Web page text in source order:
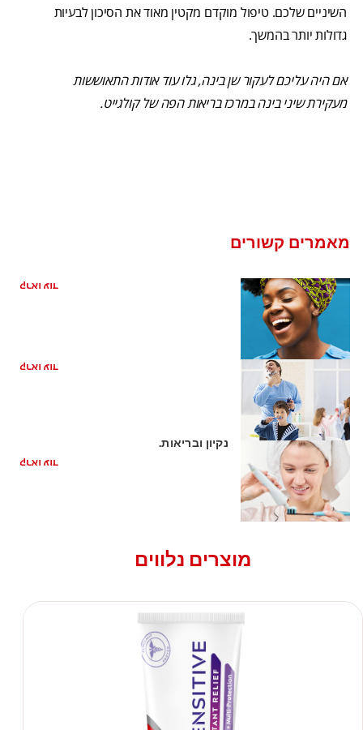
השיניים שלכם. טיפול מוקדם מקטין מאוד את הסיכון לבעיות
גדולות יותר בהמשך.
אם היה עליכם לעקור שן בינה, גלו עוד אודות התאוששות
מעקירת שיני בינה במרכז בריאות הפה של קולגייט.
מאמרים קשורים
קראו עוד
קראו עוד
נקיון ובריאות.
קראו עוד
מוצרים נלווים